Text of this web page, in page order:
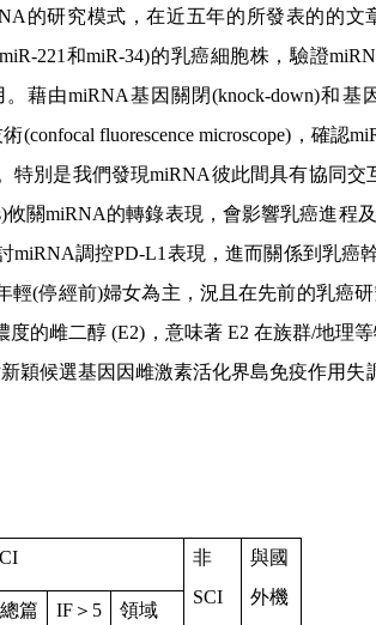
的研究模式，在近五年的所發表的的文
221 和miR-34)的乳癌細胞株，驗證
。藉由miRNA基因關閉(knock-down)和基
(confocal fluorescence microscope) ，確認
特別是我們發現miRNA彼此間具有協同交
攸關miRNA的轉錄表現，會影響乳癌進程
miRNA調控PD-L1 表現，進而關係到乳癌
輕(停經前)婦女為主，況且在先前的乳癌
度的雌二醇 (E2) ，意味著E2 在族群/地理
穎候選基因因雌激素活化界島免疫作用失
非
SCI
與國
外機
總篇
IF ＞ 5
領域